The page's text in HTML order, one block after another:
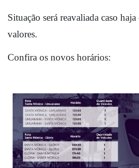
Situação será reavaliada caso
valores.
Confira os novos horários: